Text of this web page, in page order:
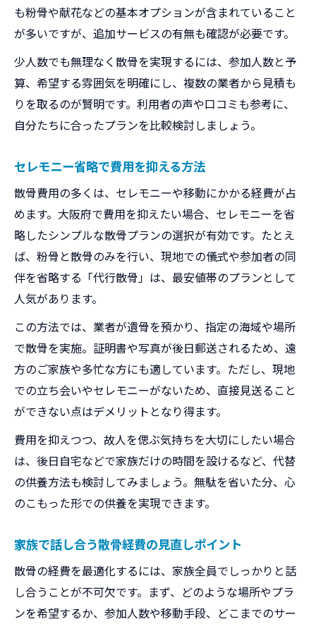
も粉骨や献花などの基本オプションが含まれていること
が多いですが、追加サービスの有無も確認が必要です。
少人数でも無理なく散骨を実現するには、参加人数と予
算、希望する雰囲気を明確にし、複数の業者から見積も
りを取るのが賢明です。利用者の声や口コミも参考に、
自分たちに合ったプランを比較検討しましょう。
セレモニー省略で費用を抑える方法
散骨費用の多くは、セレモニーや移動にかかる経費が占
めます。大阪府で費用を抑えたい場合、セレモニーを省
略したシンプルな散骨プランの選択が有効です。たとえ
ば、粉骨と散骨のみを行い、現地での儀式や参加者の同
伴を省略する「代行散骨」は、最安値帯のプランとして
人気があります。
この方法では、業者が遺骨を預かり、指定の海域や場所
で散骨を実施。証明書や写真が後日郵送されるため、遠
方のご家族や多忙な方にも適しています。ただし、現地
での立ち会いやセレモニーがないため、直接見送ること
ができない点はデメリットとなり得ます。
費用を抑えつつ、故人を偲ぶ気持ちを大切にしたい場合
は、後日自宅などで家族だけの時間を設けるなど、代替
の供養方法も検討してみましょう。無駄を省いた分、心
のこもった形での供養を実現できます。
家族で話し合う散骨経費の見直しポイント
散骨の経費を最適化するには、家族全員でしっかりと話
し合うことが不可欠です。まず、どのような場所やプラ
ンを希望するか、参加人数や移動手段、どこまでのサー